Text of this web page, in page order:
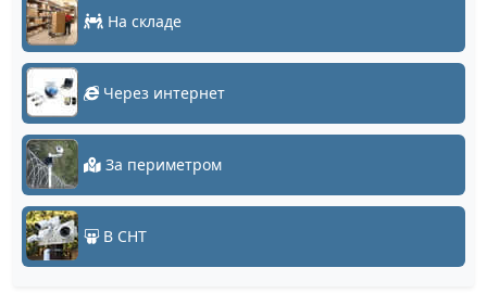
На складе
Через интернет
За периметром
В СНТ